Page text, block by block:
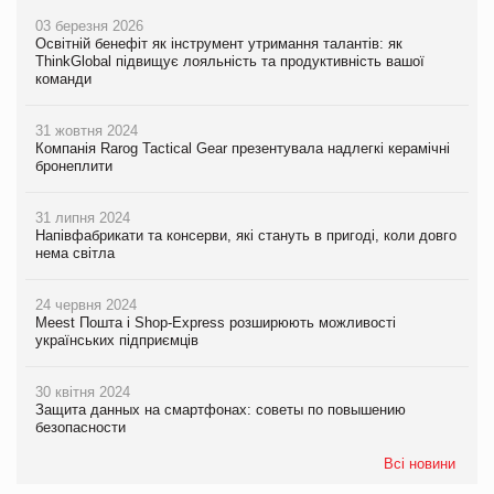
03 березня 2026
Освітній бенефіт як інструмент утримання талантів: як
ThinkGlobal підвищує лояльність та продуктивність вашої
команди
31 жовтня 2024
Компанія Rarog Tactical Gear презентувала надлегкі керамічні
бронеплити
31 липня 2024
Напівфабрикати та консерви, які стануть в пригоді, коли довго
нема світла
24 червня 2024
Meest Пошта і Shop-Express розширюють можливості
українських підприємців
30 квітня 2024
Защита данных на смартфонах: советы по повышению
безопасности
Всі новини